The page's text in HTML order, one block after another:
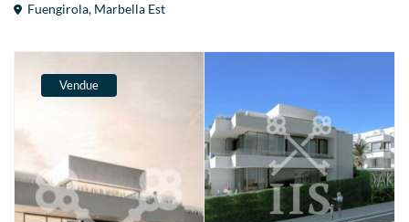
Fuengirola, Marbella Est
Vendue